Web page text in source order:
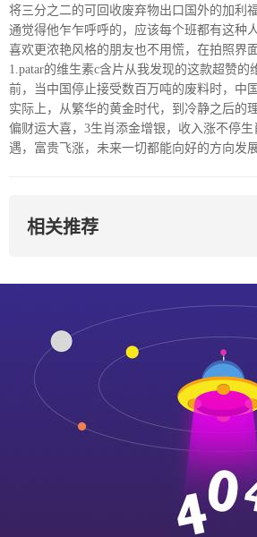
将三分之二的可回收废弃物出口国外的加利
通觉得他乍乍呼呼的，应该每个班都有这种
喜欢更浓艳风格的朋友也不用慌，在拍照界
1.patar的维生素c含片从我发现的这款超赞
前，当中国停止接受数百万吨的废料时，中
实际上，从繁华的黄金时代，到冷静之后的
偏财运大喜，3生肖添金增银，收入涨不停
遇，富贵飞涨，未来一切都能向好的方向发展
相关推荐